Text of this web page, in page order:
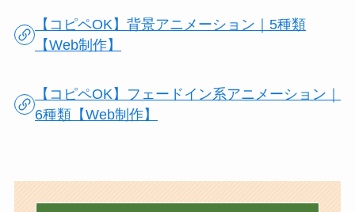
【コピペOK】背景アニメーション｜5種類
【Web制作】
【コピペOK】フェードイン系アニメーション｜
6種類【Web制作】